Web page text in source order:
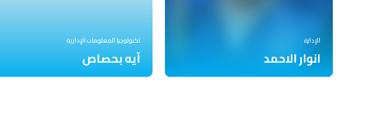
الإدارة
انوار الاحمد
تكنولوجيا المعلومات الإدارية
آيه بحصاص